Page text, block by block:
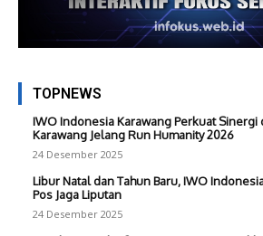
TOPNEWS
IWO Indonesia Karawang Perkuat Sinergi
Karawang Jelang Run Humanity 2026
24 Desember 2025
Libur Natal dan Tahun Baru, IWO
Pos Jaga Liputan
24 Desember 2025